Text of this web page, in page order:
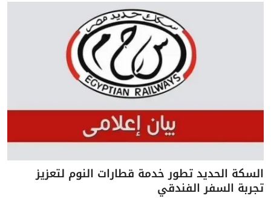
السكة الحديد تطور خدمة قطارات النوم لتعزيز
تجربة السفر الفندقي